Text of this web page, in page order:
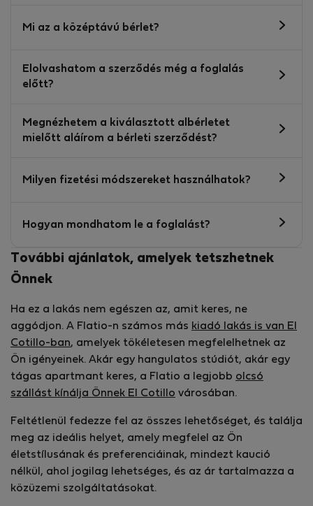
Mi az a középtávú bérlet?
Elolvashatom a szerződés még a foglalás
előtt?
Megnézhetem a kiválasztott albérletet
mielőtt aláírom a bérleti szerződést?
Milyen fizetési módszereket használhatok?
Hogyan mondhatom le a foglalást?
További ajánlatok, amelyek tetszhetnek
Önnek
Ha ez a lakás nem egészen az, amit keres, ne
aggódjon. A Flatio-n számos más kiadó lakás is van El
Cotillo-ban, amelyek tökéletesen megfelelhetnek az
Ön igényeinek. Akár egy hangulatos stúdiót, akár egy
tágas apartmant keres, a Flatio a legjobb olcsó
szállást kínálja Önnek El Cotillo városában.
Feltétlenül fedezze fel az összes lehetőséget, és találja
meg az ideális helyet, amely megfelel az Ön
életstílusának és preferenciáinak, mindezt kaució
nélkül, ahol jogilag lehetséges, és az ár tartalmazza a
közüzemi szolgáltatásokat.